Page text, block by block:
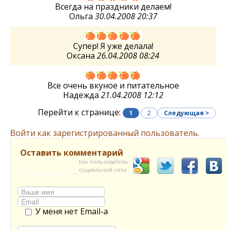
Всегда на праздники делаем!
Ольга 30.04.2008 20:37
Супер! Я уже делала!
Оксана 26.04.2008 08:24
Все очень вкуное и питательное
Надежда 21.04.2008 12:12
Перейти к странице:
1 2 Следующая >
Войти как зарегистрированный пользователь.
Оставить комментарий
Как пользователь
социальной сети
У меня нет Email-а